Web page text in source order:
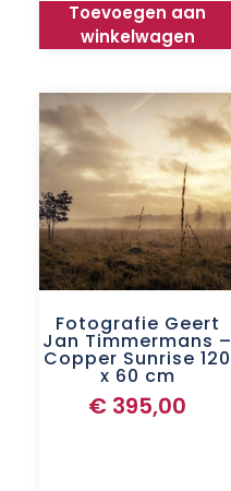
Toevoegen aan
winkelwagen
Fotografie Geert
Jan Timmermans –
Copper Sunrise 120
x 60 cm
€ 395,00